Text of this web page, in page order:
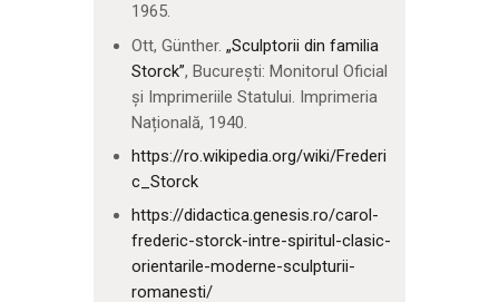
1965.
Ott, Günther.„Sculptorii din familia
Storck”, Bucureşti: Monitorul Oficial
și Imprimeriile Statului. Imprimeria
Națională, 1940.
https://ro.wikipedia.org/wiki/Frederi
c_Storck
https://didactica.genesis.ro/carol-
frederic-storck-intre-spiritul-clasic-
orientarile-moderne-sculpturii-
romanesti/